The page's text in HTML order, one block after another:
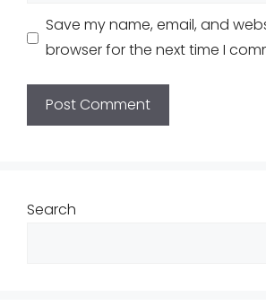
Save my name, email, and
browser for the next time I
Search